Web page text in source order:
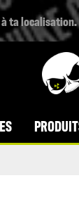
ta localisation.